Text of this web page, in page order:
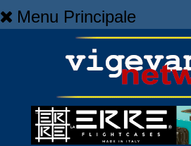
Menu Principale
NEWS
Cronaca